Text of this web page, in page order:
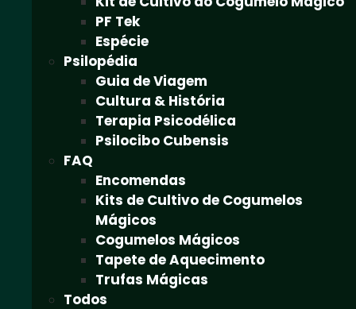
PF Tek
Espécie
Psilopédia
Guia de Viagem
Cultura & História
Terapia Psicodélica
Psilocibo Cubensis
FAQ
Encomendas
Kits de Cultivo de Cogumelos
Mágicos
Cogumelos Mágicos
Tapete de Aquecimento
Trufas Mágicas
Todos